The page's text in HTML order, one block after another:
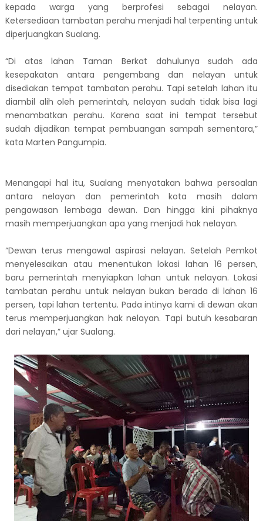
kepada warga yang berprofesi sebagai nelayan.
Ketersediaan tambatan perahu menjadi hal terpenting untuk
diperjuangkan Sualang.
“Di atas lahan Taman Berkat dahulunya sudah ada
kesepakatan antara pengembang dan nelayan untuk
disediakan tempat tambatan perahu. Tapi setelah lahan itu
diambil alih oleh pemerintah, nelayan sudah tidak bisa lagi
menambatkan perahu. Karena saat ini tempat tersebut
sudah dijadikan tempat pembuangan sampah sementara,”
kata Marten Pangumpia.
Menangapi hal itu, Sualang menyatakan bahwa persoalan
antara nelayan dan pemerintah kota masih dalam
pengawasan lembaga dewan. Dan hingga kini pihaknya
masih memperjuangkan apa yang menjadi hak nelayan.
“Dewan terus mengawal aspirasi nelayan. Setelah Pemkot
menyelesaikan atau menentukan lokasi lahan 16 persen,
baru pemerintah menyiapkan lahan untuk nelayan. Lokasi
tambatan perahu untuk nelayan bukan berada di lahan 16
persen, tapi lahan tertentu. Pada intinya kami di dewan akan
terus memperjuangkan hak nelayan. Tapi butuh kesabaran
dari nelayan,” ujar Sualang.